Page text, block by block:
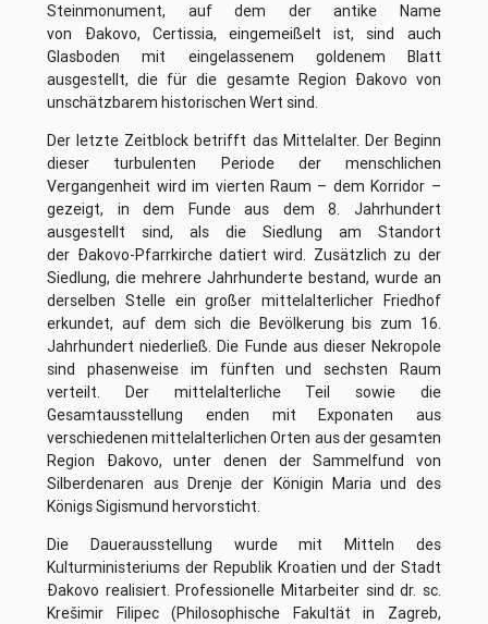
Steinmonument, auf dem der antike Name
von Đakovo, Certissia, eingemeißelt ist, sind auch
Glasboden mit eingelassenem goldenem Blatt
ausgestellt, die für die gesamte Region Đakovo von
unschätzbarem historischen Wert sind.
Der letzte Zeitblock betrifft das Mittelalter. Der Beginn
dieser turbulenten Periode der menschlichen
Vergangenheit wird im vierten Raum – dem Korridor –
gezeigt, in dem Funde aus dem 8. Jahrhundert
ausgestellt sind, als die Siedlung am Standort
der Đakovo-Pfarrkirche datiert wird. Zusätzlich zu der
Siedlung, die mehrere Jahrhunderte bestand, wurde an
derselben Stelle ein großer mittelalterlicher Friedhof
erkundet, auf dem sich die Bevölkerung bis zum 16.
Jahrhundert niederließ. Die Funde aus dieser Nekropole
sind phasenweise im fünften und sechsten Raum
verteilt. Der mittelalterliche Teil sowie die
Gesamtausstellung enden mit Exponaten aus
verschiedenen mittelalterlichen Orten aus der gesamten
Region Đakovo, unter denen der Sammelfund von
Silberdenaren aus Drenje der Königin Maria und des
Königs Sigismund hervorsticht.
Die Dauerausstellung wurde mit Mitteln des
Kulturministeriums der Republik Kroatien und der Stadt
Đakovo realisiert. Professionelle Mitarbeiter sind dr. sc.
Krešimir Filipec (Philosophische Fakultät in Zagreb,